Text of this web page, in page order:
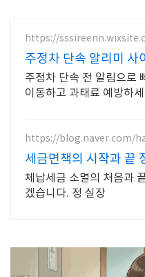
https://
주정차 단속 알리미 사
주정차 단속 전 알림으로
이동하고 과태료 예방하
https://blog.naver.com/
세금면책의 시작과 끝
체납세금 소멸의 처음과
겠습니다. 정 실장